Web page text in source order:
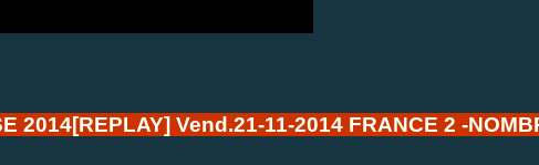
2014[REPLAY] Vend.21-11-2014 FRANCE 2 -